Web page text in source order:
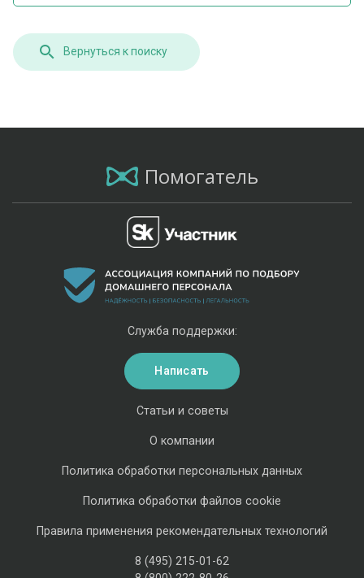
Вернуться к поиску
Помогатель
Статьи и советы
О компании
Политика обработки персональных данных
Политика обработки файлов cookie
Правила применения рекомендательных технологий
8 (495) 215-01-62
Служба поддержки:
Написать